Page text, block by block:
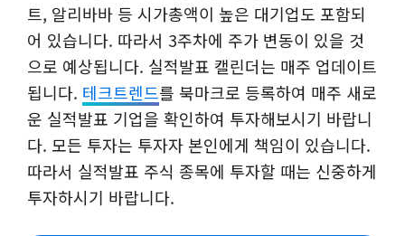
트, 알리바바 등 시가총액이 높은 대기업도 포함되
어 있습니다. 따라서 3주차에 주가 변동이 있을 것
으로 예상됩니다. 실적발표 캘린더는 매주 업데이트
됩니다. 테크트렌드를 북마크로 등록하여 매주 새로
운 실적발표 기업을 확인하여 투자해보시기 바랍니
다. 모든 투자는 투자자 본인에게 책임이 있습니다.
따라서 실적발표 주식 종목에 투자할 때는 신중하게
투자하시기 바랍니다.